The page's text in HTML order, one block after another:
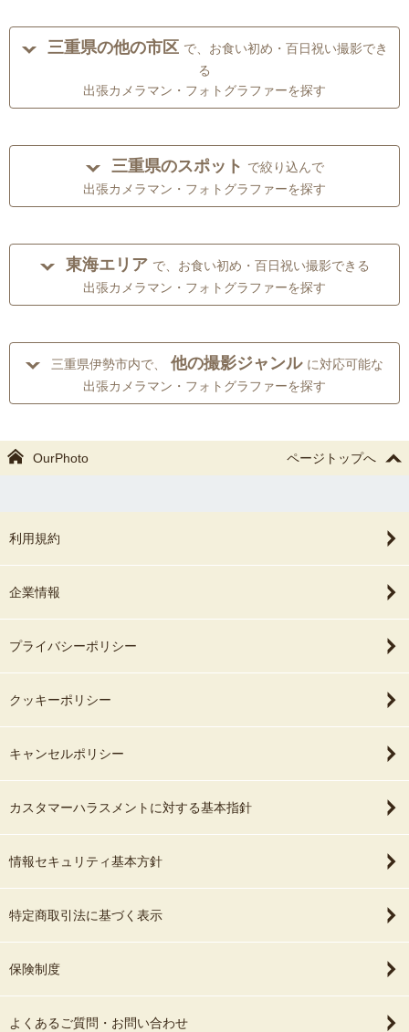
三重県の他の市区 で、お食い初め・百日祝い撮影でき
る
出張カメラマン・フォトグラファーを探す
三重県のスポット で絞り込んで
出張カメラマン・フォトグラファーを探す
東海エリア で、お食い初め・百日祝い撮影できる
出張カメラマン・フォトグラファーを探す
三重県伊勢市内で、 他の撮影ジャンル に対応可能な
出張カメラマン・フォトグラファーを探す
OurPhoto ページトップへ
利用規約
企業情報
プライバシーポリシー
クッキーポリシー
キャンセルポリシー
カスタマーハラスメントに対する基本指針
情報セキュリティ基本方針
特定商取引法に基づく表示
保険制度
よくあるご質問・お問い合わせ